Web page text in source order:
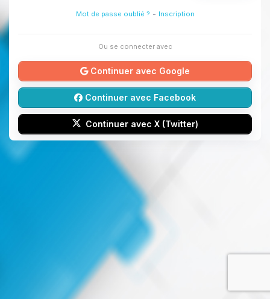
Mot de passe oublié ? - Inscription
Ou se connecter avec
Continuer avec Google
Continuer avec Facebook
Continuer avec X (Twitter)